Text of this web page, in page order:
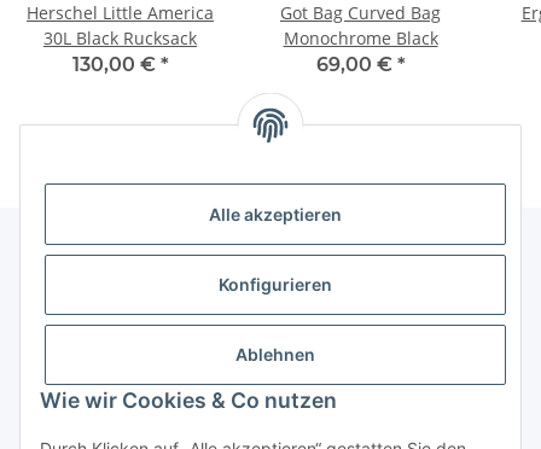
Alle akzeptieren
Konfigurieren
Ablehnen
Wie wir Cookies & Co nutzen
Herschel Little America
30L Black Rucksack
130,00 € *
Got Bag Curved Bag
Monochrome Black
69,00 € *
Gesetzliche Informationen
Vertrag widerrufen